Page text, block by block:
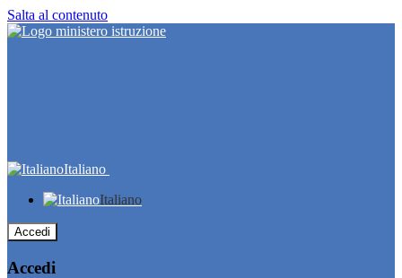
Salta al contenuto
Italiano
Italiano
Accedi
Accedi